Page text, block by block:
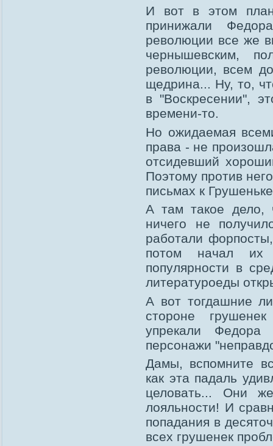
И вот в этом
принижали
революции все же
чернышевским,
революции, всем
щедрина... Ну, то,
в "Воскресении",
времени-то.
Но ожидаемая
права - не
отсидевший
Поэтому против
письмах к
А там такое дело,
ничего не
работали
потом начал их
популярности в
литературоеды
А вот тогдашние
стороне
упрекали
персонажи
Дамы, вспомните
как эта падаль
целовать... Они
лояльности! И
попадания в
всех грушенек